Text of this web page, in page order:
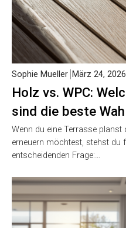
Holz vs. WPC:
sind die beste
Sophie Mueller März 24, 2026
Wenn du eine Terrasse planst
erneuern möchtest, stehst du
entscheidenden Frage:…